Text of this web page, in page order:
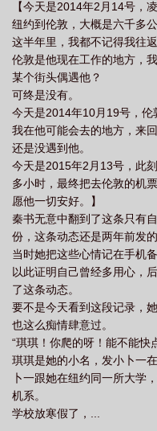
【今天是2014年2月14号，
纽约到伦敦，大概是六千多
这半年里，我都不记得我往返
伦敦是他现在工作的地方，
某个街头偶遇他？
可终是没有。
今天是2014年10月19号，伦
我在他可能会去的地方，来回
还是没遇到他。
今天是2015年2月13号，此
多小时，最终把去伦敦的机票
愿他一切安好。】
秦书无意中翻到了这条只有
份，这条动态还是两年前发的
当时她把这些心情记在手机
以此证明自己曾经多用心，
了这条动态。
要不是今天看到这段记录，
也这么痴情肆意过。
“琪琪！你爬的呀！能不能快
琪琪是她的小名，发小卜一在
卜一跟她在纽约同一所大学
机系。
学校放寒假了，...